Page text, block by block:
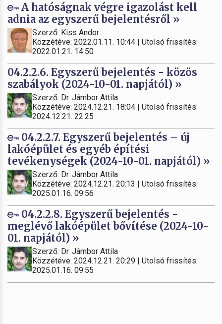
A hatóságnak végre igazolást kell
adnia az egyszerű bejelentésről »
Szerző: Kiss Andor
Közzétéve: 2022.01.11. 10:44 | Utolsó frissítés:
2022.01.21. 14:50
04.2.2.6. Egyszerű bejelentés - közös
szabályok (2024-10-01. napjától) »
Szerző: Dr. Jámbor Attila
Közzétéve: 2024.12.21. 18:04 | Utolsó frissítés:
2024.12.21. 22:25
04.2.2.7. Egyszerű bejelentés – új
lakóépület és egyéb építési
tevékenységek (2024-10-01. napjától) »
Szerző: Dr. Jámbor Attila
Közzétéve: 2024.12.21. 20:13 | Utolsó frissítés:
2025.01.16. 09:56
04.2.2.8. Egyszerű bejelentés -
meglévő lakóépület bővítése (2024-10-
01. napjától) »
Szerző: Dr. Jámbor Attila
Közzétéve: 2024.12.21. 20:29 | Utolsó frissítés:
2025.01.16. 09:55